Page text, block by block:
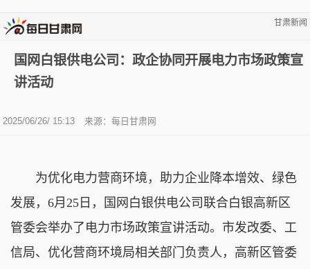
甘肃新闻
国网白银供电公司：政企协同开展电力市场政策宣
讲活动
2025/06/26/ 15:13 来源： 每日甘肃网
为优化电力营商环境，助力企业降本增效、绿色
发展，6月25日，国网白银供电公司联合白银高新区
管委会举办了电力市场政策宣讲活动。市发改委、工
信局、优化营商环境局相关部门负责人，高新区管委